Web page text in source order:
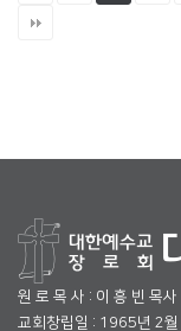
원 로 목 사 : 이 흥 빈 목
교회창립일 : 1965년 2월